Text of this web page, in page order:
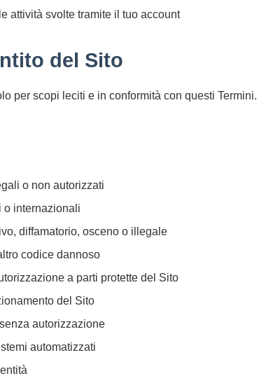
attività svolte tramite il tuo account
del Sito
per scopi leciti e in conformità con questi Termini.
o non autorizzati
internazionali
diffamatorio, osceno o illegale
codice dannoso
a parti protette del Sito
del Sito
autorizzazione
automatizzati